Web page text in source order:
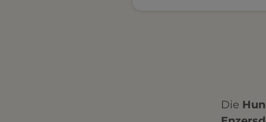
Die